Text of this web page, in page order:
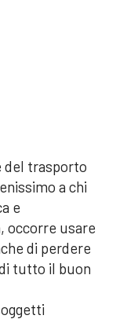
del trasporto
a chi
e
occorre usare
di perdere
tutto il buon